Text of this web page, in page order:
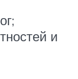
и